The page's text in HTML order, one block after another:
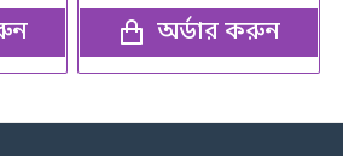
অর্ডার করুন